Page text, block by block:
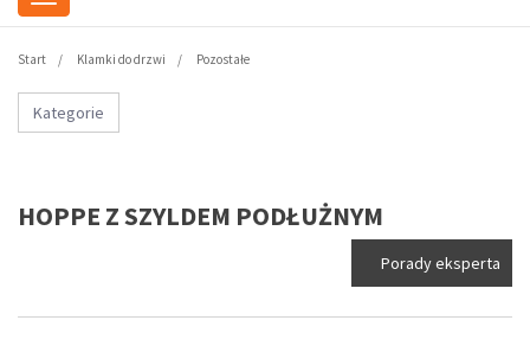
Start Klamki do drzwi Pozostałe
Kategorie
HOPPE Z SZYLDEM PODŁUŻNYM
Porady eksperta